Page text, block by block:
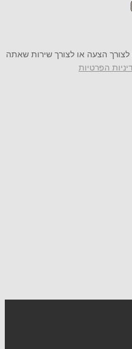
הצעה או לצורך שירות שאתה
הפרטיות